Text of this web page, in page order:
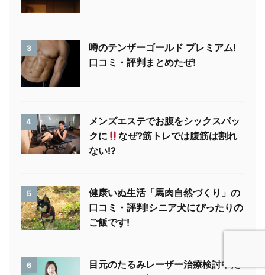
3
噂のテンザーゴールド プレミアム!
口コミ・評判まとめたぜ!
4
メンズエステでお腹をシックスパッ
クに
なぜ?筋トレでは腹筋は割れ
ない!?
5
健康いぬ生活「馬肉自然づくり」の
口コミ・評判!シニア犬にぴったりの
ご飯です!
6
目元のたるみレーザー治療検討中だ